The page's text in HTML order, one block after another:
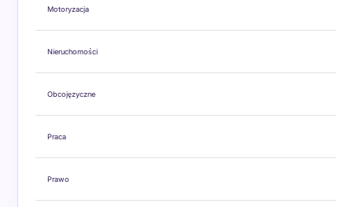
Motoryzacja
Nieruchomości
Obcojęzyczne
Praca
Prawo